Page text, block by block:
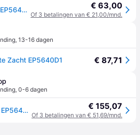
Rowenta Silence Soft EP5640D1 Epilator € 63,00
Of 3 betalingen van € 21,00/mnd.
, 13-16 dagen
Zacht EP5640D1 € 87,71
, 0-6 dagen
Rowenta Silence Blød EP5640D1 epilator € 155,07
Of 3 betalingen van € 51,69/mnd.